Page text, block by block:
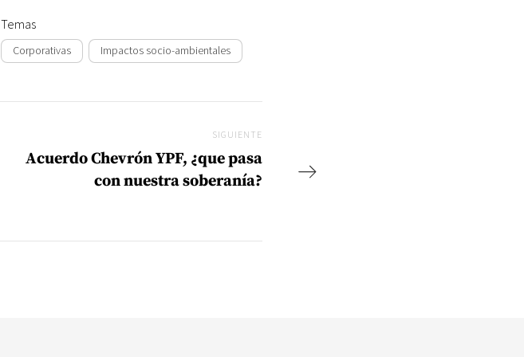
Temas
Corporativas Impactos socio-ambientales
SIGUIENTE
Acuerdo Chevrón YPF, ¿que pasa
con nuestra soberanía?